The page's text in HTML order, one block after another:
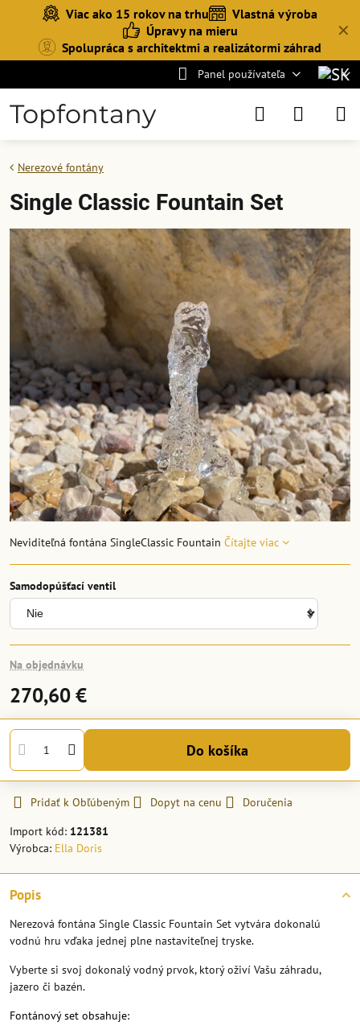
✕
Viac ako 15 rokov na trhu
Vlastná výroba
Úpravy na mieru
Spolupráca s architektmi a realizátormi záhrad
Panel používateľa
Topfontany
Nerezové fontány
Single Classic Fountain Set
Neviditeľná fontána SingleClassic Fountain Čítajte viac
Samodopúšťací ventil
Na objednávku
270,60 €
Do košíka
Pridať k Obľúbeným Dopyt na cenu
Doručenia
Import kód: 121381
Výrobca: Ella Doris
Popis
Nerezová fontána Single Classic Fountain Set vytvára dokonalú
vodnú hru vďaka jednej plne nastaviteľnej tryske.
Vyberte si svoj dokonalý vodný prvok, ktorý oživí Vašu záhradu,
jazero či bazén.
Fontánový set obsahuje: